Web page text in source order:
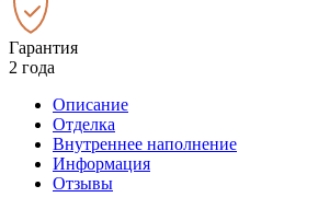
Гарантия
2 года
Описание
Отделка
Внутреннее наполнение
Информация
Отзывы